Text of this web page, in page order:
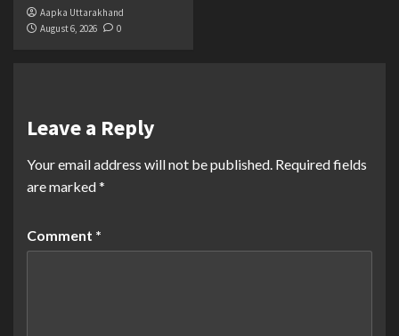
Aapka Uttarakhand
August 6, 2026
0
Leave a Reply
Your email address will not be published. Required fields
are marked*
Comment *